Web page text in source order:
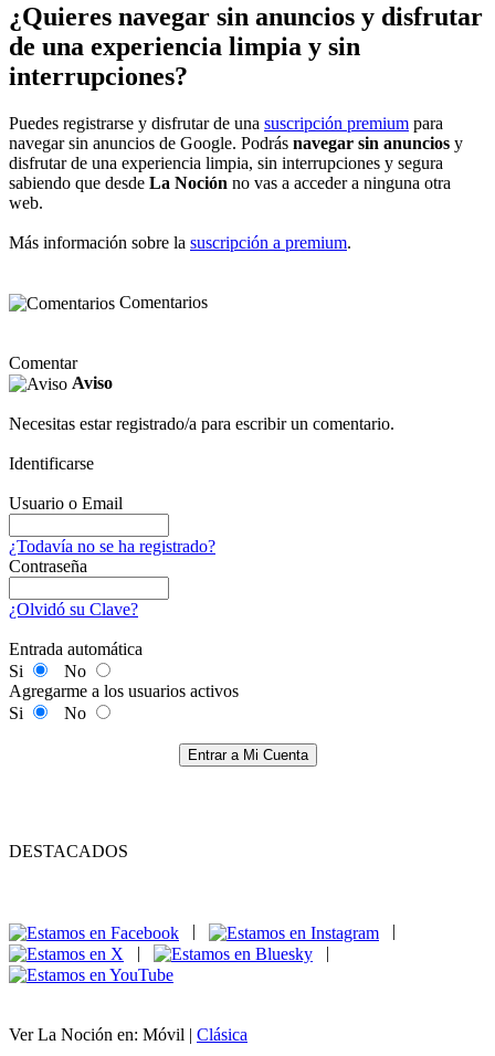
¿Quieres navegar sin anuncios y disfrutar
de una experiencia limpia y sin
interrupciones?
Puedes registrarse y disfrutar de una suscripción premium para
navegar sin anuncios de Google. Podrás navegar sin anuncios y
disfrutar de una experiencia limpia, sin interrupciones y segura
sabiendo que desde La Noción no vas a acceder a ninguna otra
web.
Más información sobre la suscripción a premium.
Comentarios
Comentar
Aviso
Necesitas estar registrado/a para escribir un comentario.
Identificarse
Usuario o Email
¿Todavía no se ha registrado?
Contraseña
¿Olvidó su Clave?
Entrada automática
Si
No
Agregarme a los usuarios activos
Si
No
Entrar a Mi Cuenta
DESTACADOS
|
|
Ver La Noción en: Móvil | Clásica